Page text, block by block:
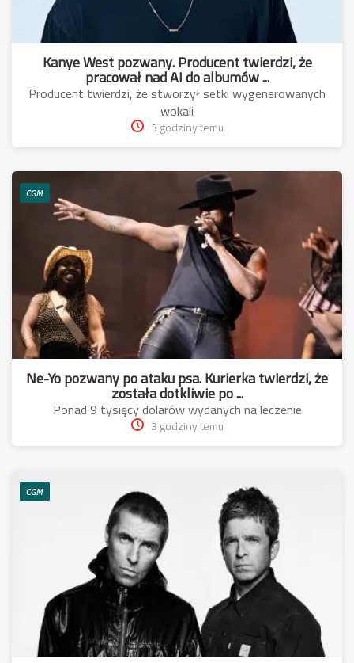
Kanye West pozwany. Producent twierdzi, że
pracował nad AI do albumów ...
Producent twierdzi, że stworzył setki wygenerowanych
wokali
3 godziny temu
CGM
Ne-Yo pozwany po ataku psa. Kurierka twierdzi, że
została dotkliwie po ...
Ponad 9 tysięcy dolarów wydanych na leczenie
3 godziny temu
CGM